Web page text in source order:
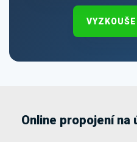
Online propojení na